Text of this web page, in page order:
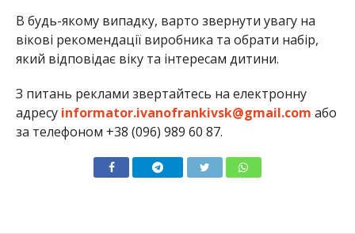
В будь-якому випадку, варто звернути увагу на
вікові рекомендації виробника та обрати набір,
який відповідає віку та інтересам дитини.
З питань реклами звертайтесь на електронну
адресу informator.ivanofrankivsk@gmail.com або
за телефоном +38 (096) 989 60 87.